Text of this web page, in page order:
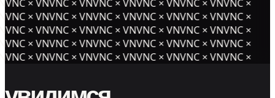
× VNVNC × VNVNC × VNVNC × VNVNC × VNVNC ×
× VNVNC × VNVNC × VNVNC × VNVNC × VNVNC ×
× VNVNC × VNVNC × VNVNC × VNVNC × VNVNC ×
× VNVNC × VNVNC × VNVNC × VNVNC × VNVNC ×
× VNVNC × VNVNC × VNVNC × VNVNC × VNVNC ×